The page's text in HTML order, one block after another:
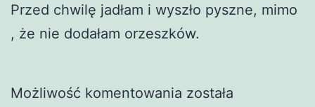
Przed chwilę jadłam i wyszło pyszne, mimo
, że nie dodałam orzeszków.
Możliwość komentowania została